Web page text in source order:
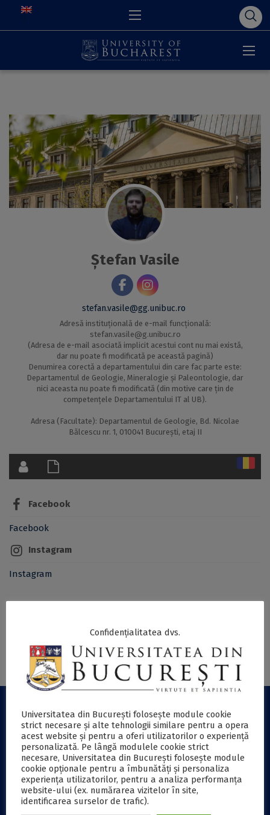
Ștefan Vasile
stefan.vasile@gg.unibuc.ro
Adresă instituțională de e-mail funcțională:
stefan.vasile@g.unibuc.ro
(Adresa de e-mail asociată implicit acestui cont nu mai există,
dar nu poate fi modificată pe această pagină)
Denumirea corectă a departamentului din care fac parte este:
Departamentul de Geologie, Mineralogie și Paleontologie, dar
nici aceasta nu poate fi modificată (din motive care țin de
competențele Departamentului IT al UB).
Adresa (Facultate): Departamentul de Geologie, Bd. Nicolae
Bălcescu nr. 1, 010041 București, etaj II
Facebook
Facebook
Instagram
Instagram
USEFUL INFORMATION
Online payment
Press Office
International Relations Department
Contact
Confidențialitatea dvs.
Universitatea din București folosește module cookie
strict necesare și alte tehnologii similare pentru a opera
acest website și pentru a oferi utilizatorilor o experiență
personalizată. Pe lângă modulele cookie strict
necesare, Universitatea din București folosește module
cookie opționale pentru a îmbunătăți și personaliza
experiența utilizatorilor, pentru a analiza performanța
website-ului (ex. numărarea vizitelor în site,
identificarea surselor de trafic).